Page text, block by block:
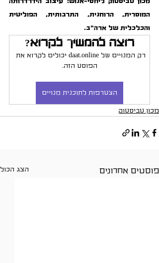
והכלכלית של ארה"ב.
רוצה להמשיך לקרוא?
רק המנויים של daat.online יכולים לקרוא את
הפוסט הזה.
הצטרפות לתוכנית מנויים
מכון טביסטוק
פוסטים אחרונים הצג הכול